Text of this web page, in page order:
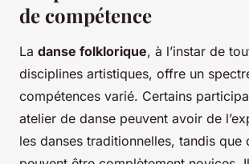
de compétence
La danse folklorique, à l’instar de
disciplines artistiques, offre un
compétences varié. Certains
atelier de danse peuvent avoir de
les danses traditionnelles, tandis que